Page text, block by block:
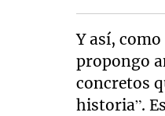
Y así,
propongo
concretos
historia”.